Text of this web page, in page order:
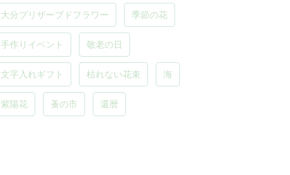
大分プリザーブドフラワー 季節の花
手作りイベント 敬老の日
文字入れギフト 枯れない花束 海
紫陽花 蚤の市 還暦